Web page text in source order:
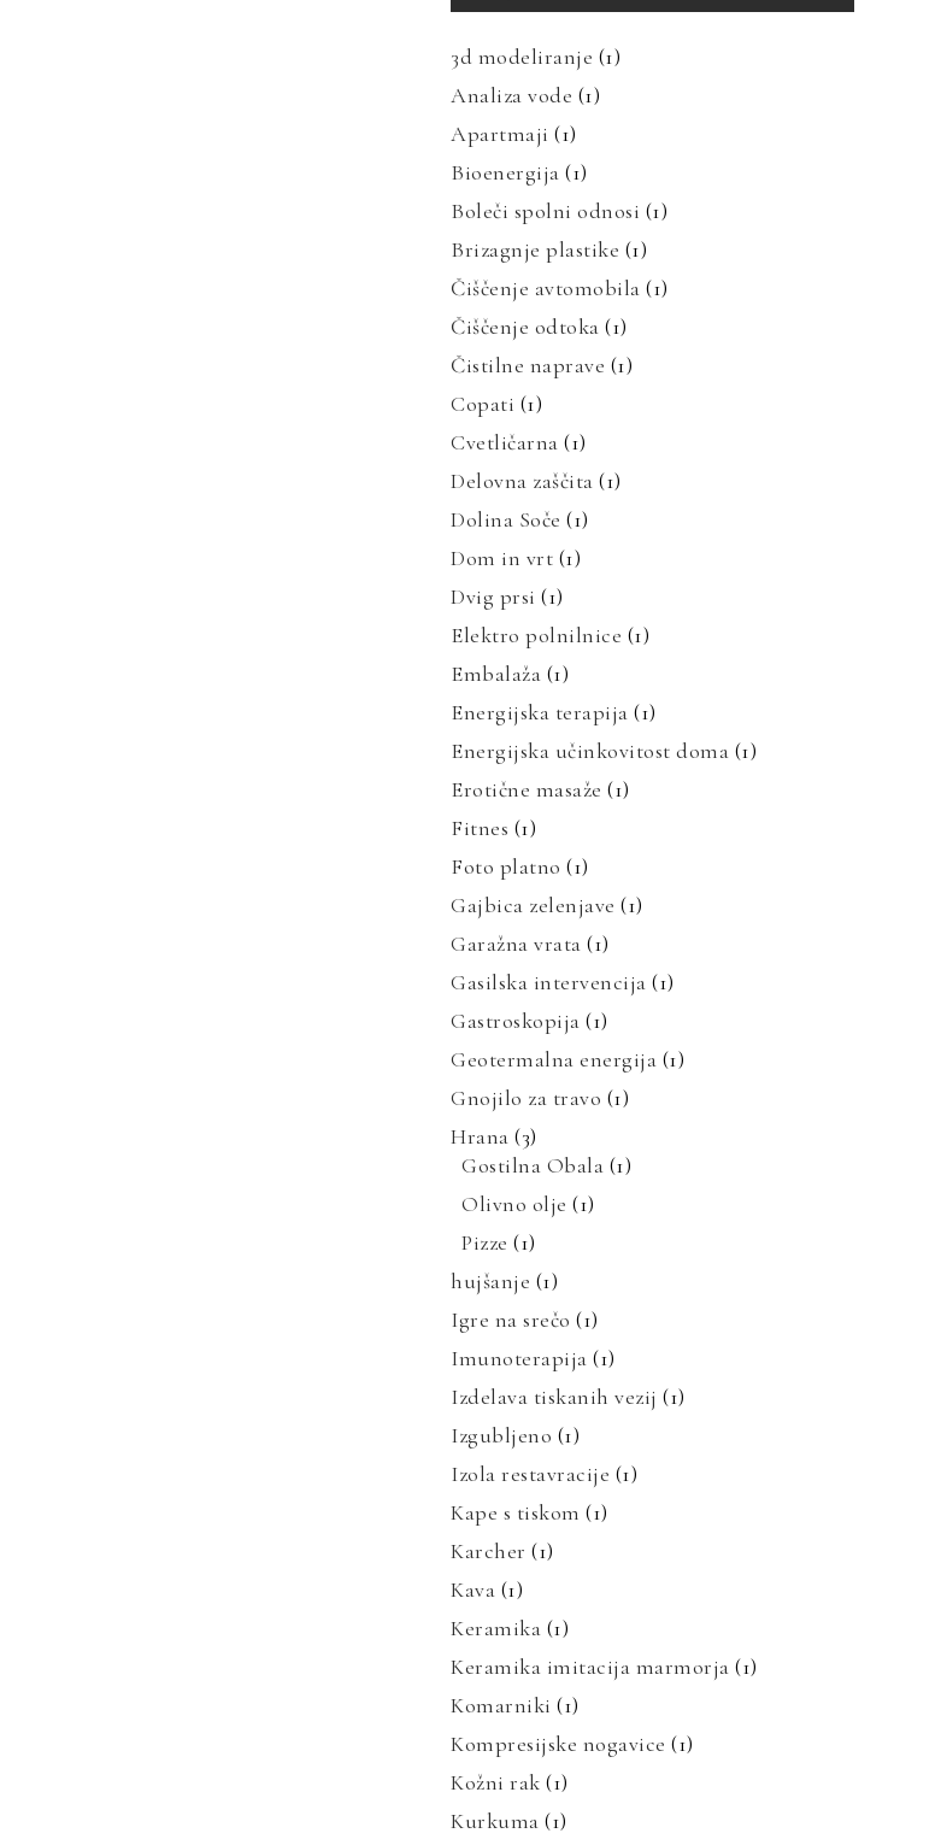
3d modeliranje (1)
Analiza vode (1)
Apartmaji (1)
Bioenergija (1)
Boleči spolni odnosi (1)
Brizagnje plastike (1)
Čiščenje avtomobila (1)
Čiščenje odtoka (1)
Čistilne naprave (1)
Copati (1)
Cvetličarna (1)
Delovna zaščita (1)
Dolina Soče (1)
Dom in vrt (1)
Dvig prsi (1)
Elektro polnilnice (1)
Embalaža (1)
Energijska terapija (1)
Energijska učinkovitost doma (1)
Erotične masaže (1)
Fitnes (1)
Foto platno (1)
Gajbica zelenjave (1)
Garažna vrata (1)
Gasilska intervencija (1)
Gastroskopija (1)
Geotermalna energija (1)
Gnojilo za travo (1)
Hrana (3)
Gostilna Obala (1)
Olivno olje (1)
Pizze (1)
hujšanje (1)
Igre na srečo (1)
Imunoterapija (1)
Izdelava tiskanih vezij (1)
Izgubljeno (1)
Izola restavracije (1)
Kape s tiskom (1)
Karcher (1)
Kava (1)
Keramika (1)
Keramika imitacija marmorja (1)
Komarniki (1)
Kompresijske nogavice (1)
Kožni rak (1)
Kurkuma (1)